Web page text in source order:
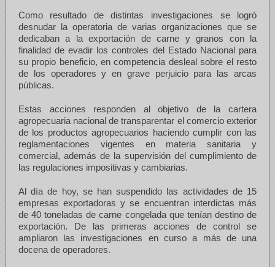
Como resultado de distintas investigaciones se logró
desnudar la operatoria de varias organizaciones que se
dedicaban a la exportación de carne y granos con la
finalidad de evadir los controles del Estado Nacional para
su propio beneficio, en competencia desleal sobre el resto
de los operadores y en grave perjuicio para las arcas
públicas.
Estas acciones responden al objetivo de la cartera
agropecuaria nacional de transparentar el comercio exterior
de los productos agropecuarios haciendo cumplir con las
reglamentaciones vigentes en materia sanitaria y
comercial, además de la supervisión del cumplimiento de
las regulaciones impositivas y cambiarias.
Al día de hoy, se han suspendido las actividades de 15
empresas exportadoras y se encuentran interdictas más
de 40 toneladas de carne congelada que tenían destino de
exportación. De las primeras acciones de control se
ampliaron las investigaciones en curso a más de una
docena de operadores.